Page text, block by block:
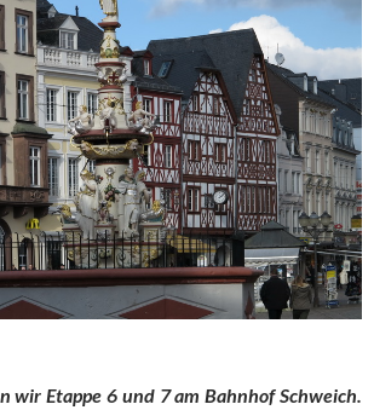
wir Etappe 6 und 7 am Bahnhof Schweich.